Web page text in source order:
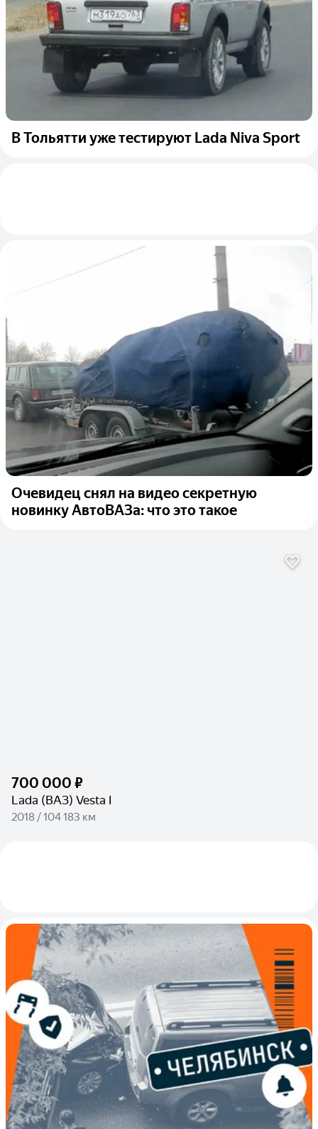
В Тольятти уже тестируют Lada Niva Sport
Очевидец снял на видео секретную
новинку АвтоВАЗа: что это такое
700 000 ₽
Lada (ВАЗ) Vesta I
2018 / 104 183 км